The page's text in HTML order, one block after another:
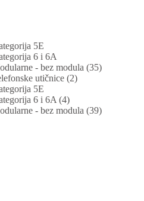
5E
6 i 6A
- bez modula (35)
utičnice (2)
5E
6 i 6A (4)
- bez modula (39)